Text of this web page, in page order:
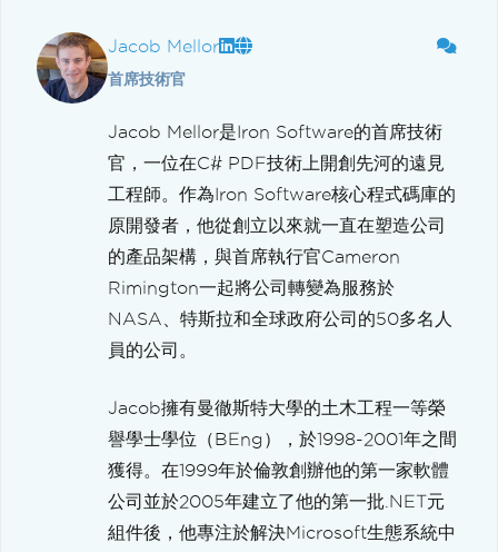
Jacob Mellor
首席技術官
Jacob Mellor是Iron Software的首席技術
官，一位在C# PDF技術上開創先河的遠見
工程師。作為Iron Software核心程式碼庫的
原開發者，他從創立以來就一直在塑造公司
的產品架構，與首席執行官Cameron
Rimington一起將公司轉變為服務於
NASA、特斯拉和全球政府公司的50多名人
員的公司。
Jacob擁有曼徹斯特大學的土木工程一等榮
譽學士學位（BEng），於1998-2001年之間
獲得。在1999年於倫敦創辦他的第一家軟體
公司並於2005年建立了他的第一批.NET元
組件後，他專注於解決Microsoft生態系統中